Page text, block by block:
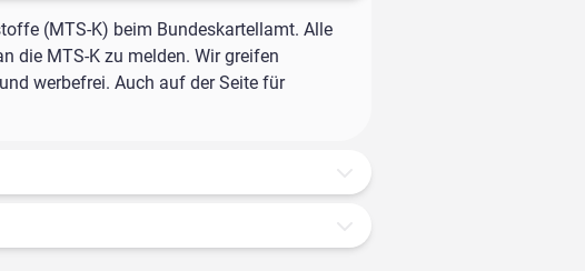
(MTS-K) beim Bundeskartellamt. Alle
die MTS-K zu melden. Wir greifen
werbefrei. Auch auf der Seite für